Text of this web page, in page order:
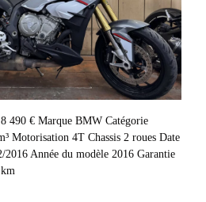
490 € Marque BMW Catégorie
Motorisation 4T Chassis 2 roues Date
Année du modèle 2016 Garantie